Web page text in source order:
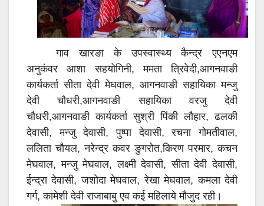
गाव खारङा के उपस्वास्थ्य कैन्द्र एएनएम
अनुकंवरआशा सहयोगिनी, ममता त्रिवेदी,आगनवाङी
कार्यकर्ता सीता देवी मेघवाल, आगनवाङी सहायिका मन्जु
देवी चौधरी,आगनवाङी सहायिका वरजु देवी
चौधरी,आगनवाङी कार्यकर्ता सुश्री पिंकी लौहार, ढलकी
देवासी, मन्जु देवासी, पुष्पा देवासी, रचना गोमतीवाल,
ललिता चौयल, नरेन्द्र कवर ङुगरोत,किरण परमार, कचन
मेघवाल, मन्जु मेघवाल, लक्ष्मी देवासी, सीता देवी देवासी,
ईन्द्रा देवासी, जशोदा मेघवाल, रेखा मेघवाल, कमला देवी
गर्ग, कामेशी देवी राजाबाबु एव कई महिलाये मौजुद रही।